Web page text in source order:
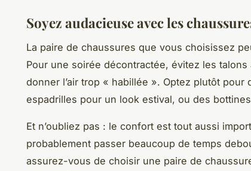
Soyez audacieuse avec les
La paire de chaussures que vous choisissez
Pour une soirée décontractée, évitez les
donner l’air trop « habillée ». Optez plutôt pour
espadrilles pour un look estival, ou des
Et n’oubliez pas : le confort est tout aussi
probablement passer beaucoup de temps
assurez-vous de choisir une paire de